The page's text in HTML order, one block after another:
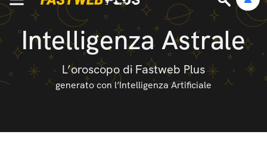
Intelligenza Astrale
L’oroscopo di Fastweb Plus
generato con l’Intelligenza Artificiale